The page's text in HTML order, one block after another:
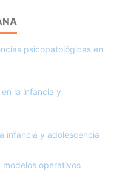
psicopatológicas en
la infancia y
infancia y adolescencia
operativos